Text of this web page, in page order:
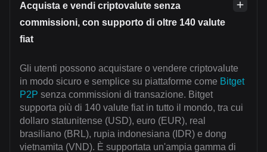
Acquista e vendi criptovalute senza
commissioni, con supporto di oltre 140 valute
fiat
Gli utenti possono acquistare o vendere criptovalute
in modo sicuro e semplice su piattaforme come Bitget
P2P senza commissioni di transazione. Bitget
supporta più di 140 valute fiat in tutto il mondo, tra cui
dollaro statunitense (USD), euro (EUR), real
brasiliano (BRL), rupia indonesiana (IDR) e dong
vietnamita (VND). È supportata un'ampia gamma di